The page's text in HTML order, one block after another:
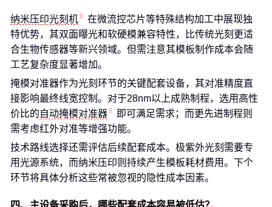
纳米压印光刻机
在微流控芯片等特殊结构加工中展现独
特优势，其双面曝光和软硬模兼容特性，比传统光刻更适
合生物传感器等新兴领域。但需注意其模板制作成本会随
工艺复杂度显著增加。
掩模对准器作为光刻环节的关键配套设备，其对准精度直
接影响最终线宽控制。对于28nm以上成熟制程，选用高性
价比的自动掩模对准器
即可满足需求；而更先进制程则
需考虑红外对准等增强功能。
技术路线选择还需评估后续配套成本。极紫外光刻需要专
用光源系统，而纳米压印则持续产生模板耗材费用。下个
环节将具体分析这些常被忽视的隐性成本因素。
四、主设备采购后，哪些配套成本容易被低估？